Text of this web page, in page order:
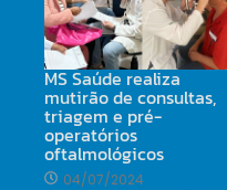
MS Saúde realiza
mutirão de consultas,
triagem e pré-
operatórios
oftalmológicos
04/07/2024